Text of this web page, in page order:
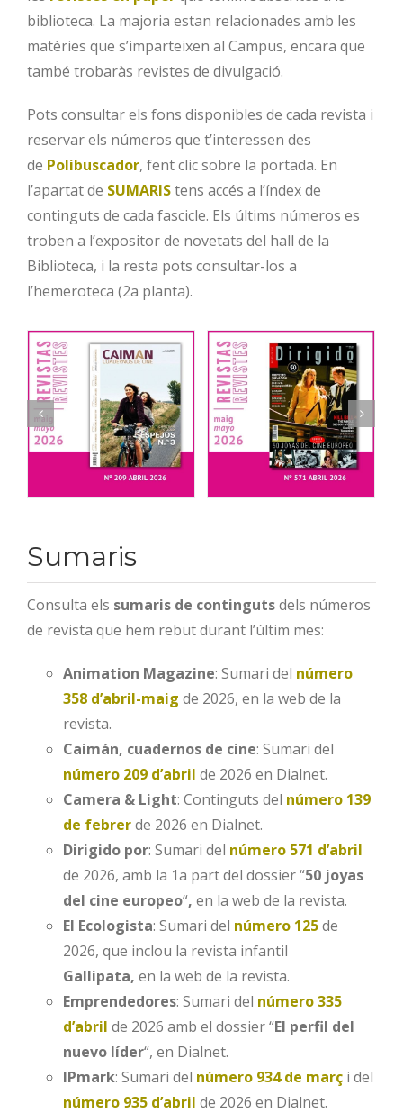
biblioteca. La majoria estan relacionades amb les
matèries que s’imparteixen al Campus, encara que
també trobaràs revistes de divulgació.
Pots consultar els fons disponibles de cada revista i
reservar els números que t’interessen des
de Polibuscador, fent clic sobre la portada. En
l’apartat de SUMARIStens accés a l’índex de
continguts de cada fascicle. Els últims números es
troben a l’expositor de novetats del hall de la
Biblioteca, i la resta pots consultar-los a
l’hemeroteca (2a planta).
Sumaris
Consulta els sumaris de contingutsdels números
de revista que hem rebut durant l’últim mes:
Animation Magazine: Sumari del número
358 d’abril-maig de 2026, en la web de la
revista.
Caimán, cuadernos de cine: Sumari del
número 209 d’abril de 2026 en Dialnet.
Camera & Light: Continguts del número 139
de febrerde 2026 en Dialnet.
Dirigido por: Sumari del número 571 d’abril
de 2026, amb la 1a part del dossier “50 joyas
del cine europeo“, en la web de la revista.
El Ecologista: Sumari del número 125de
2026, que inclou la revista infantil
Gallipata, en la web de la revista.
Emprendedores: Sumari del número 335
d’abril de 2026 amb el dossier “El perfil del
nuevo líder“, en Dialnet.
IPmark: Sumari del número 934 de març i del
número 935 d’abril de 2026 en Dialnet.